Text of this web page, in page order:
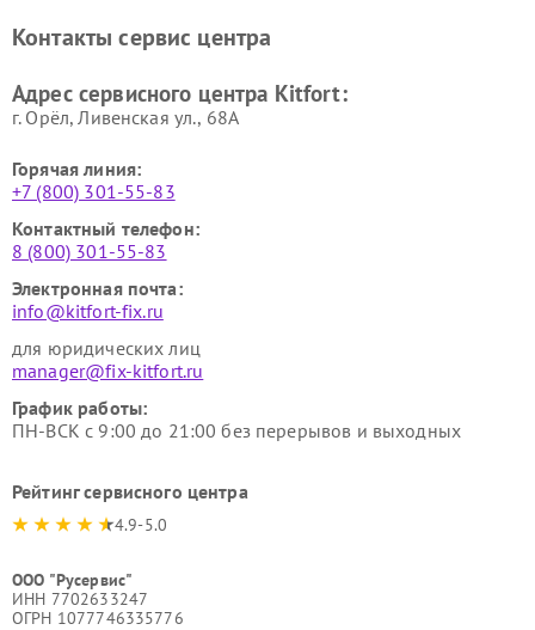
Kitfort
Kitfort
Kitfort
Kitfort
Контакты сервис центра
Адрес сервисного центра Kitfort:
г. Орёл, Ливенская ул., 68А
Горячая линия:
+7 (800) 301-55-83
Контактный телефон:
8 (800) 301-55-83
Электронная почта:
info@kitfort-fix.ru
для юридических лиц
manager@fix-kitfort.ru
График работы:
ПН-ВСК с 9:00 до 21:00 без перерывов и выходных
Рейтинг сервисного центра
4.9-5.0
ООО "Русервис"
ИНН 7702633247
ОГРН 1077746335776